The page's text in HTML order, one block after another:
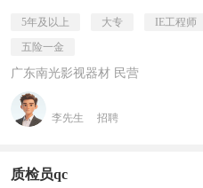
5年及以上 大专 IE工程师
五险一金
广东南光影视器材 民营
李先生 招聘
质检员qc